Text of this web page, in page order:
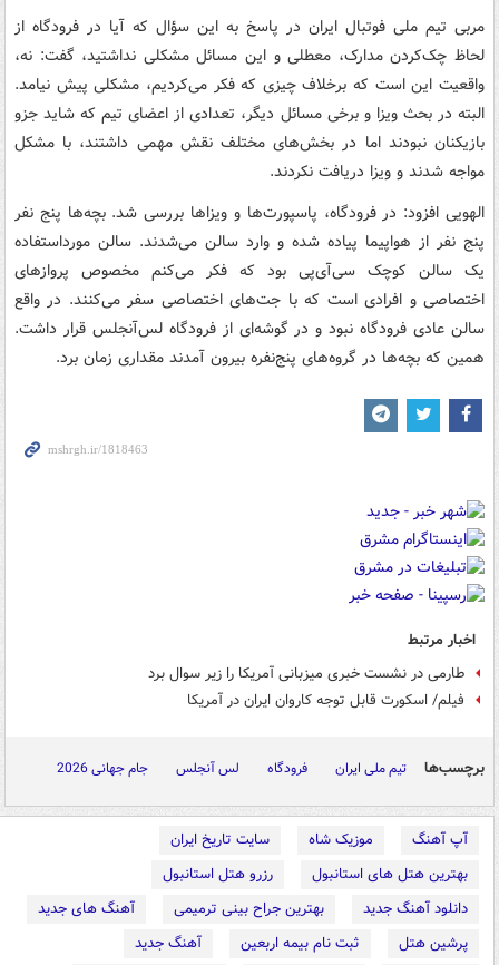
مربی تیم ملی فوتبال ایران در پاسخ به این سؤال که آیا در فرودگاه از
لحاظ چک‌کردن مدارک، معطلی و این مسائل مشکلی نداشتید، گفت: نه،
واقعیت این است که برخلاف چیزی که فکر می‌کردیم، مشکلی پیش نیامد.
البته در بحث ویزا و برخی مسائل دیگر، تعدادی از اعضای تیم که شاید جزو
بازیکنان نبودند اما در بخش‌های مختلف نقش مهمی داشتند، با مشکل
مواجه شدند و ویزا دریافت نکردند.
الهویی افزود: در فرودگاه، پاسپورت‌ها و ویزاها بررسی شد. بچه‌ها پنج نفر
پنج نفر از هواپیما پیاده شده و وارد سالن می‌شدند. سالن مورداستفاده
یک سالن کوچک سی‌آی‌پی بود که فکر می‌کنم مخصوص پروازهای
اختصاصی و افرادی است که با جت‌های اختصاصی سفر می‌کنند. در واقع
سالن عادی فرودگاه نبود و در گوشه‌ای از فرودگاه لس‌آنجلس قرار داشت.
همین که بچه‌ها در گروه‌های پنج‌نفره بیرون آمدند مقداری زمان‌ برد.
اخبار مرتبط
طارمی در نشست خبری میزبانی آمریکا را زیر سوال برد
فیلم/ اسکورت قابل توجه کاروان ایران در آمریکا
برچسب‌ها تیم ملی ایران فرودگاه لس آنجلس جام جهانی 2026
آپ آهنگ موزیک شاه
سایت تاریخ ایران
بهترین هتل های استانبول
رزرو هتل استانبول
دانلود آهنگ جدید
بهترین جراح بینی ترمیمی
آهنگ های جدید
پرشین هتل
ثبت نام بیمه اربعین
آهنگ جدید